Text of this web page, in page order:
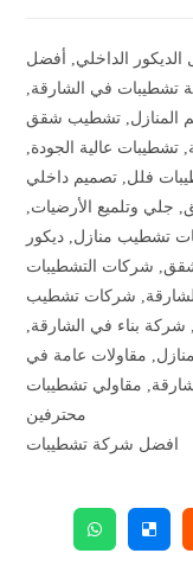
الديكور الداخلي, أفضل
تشطيبات في الشارقة,
المنازل, تشطيب شقق
, تشطيبات عالية الجودة,
فلل, تصميم داخلي
, جلي وتلميع الأرضيات,
تشطيب منازل, ديكور
, شركات التشطيبات
, شركات تشطيب
, شركة بناء في الشارقة,
, مقاولات عامة في
, مقاولي تشطيبات
محترفين
افضل شركة تشطيبات